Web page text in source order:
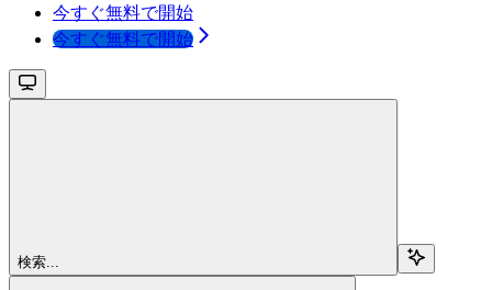
今すぐ無料で開始
今すぐ無料で開始
検索...